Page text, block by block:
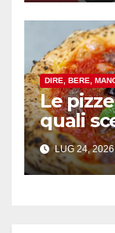
DIRE, BERE,
Le
quali
LUG 24,